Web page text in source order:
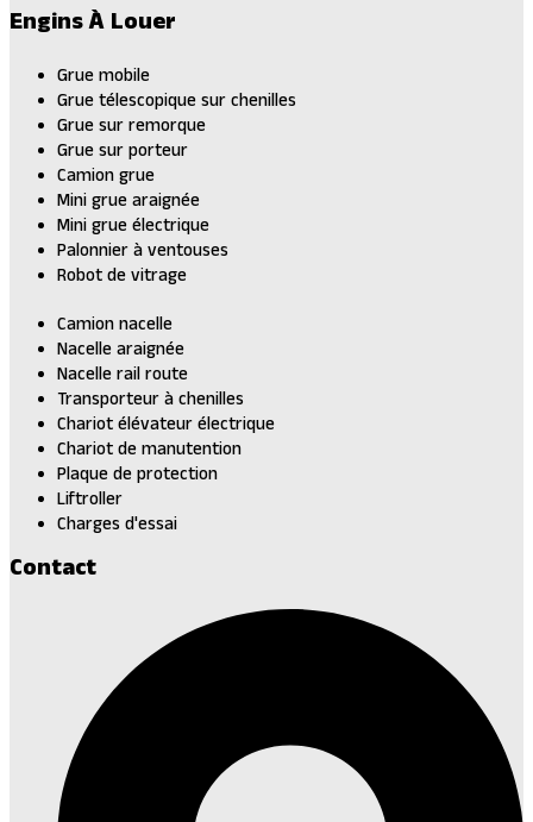
Engins À Louer
Grue mobile
Grue télescopique sur chenilles
Grue sur remorque
Grue sur porteur
Camion grue
Mini grue araignée
Mini grue électrique
Palonnier à ventouses
Robot de vitrage
Camion nacelle
Nacelle araignée
Nacelle rail route
Transporteur à chenilles
Chariot élévateur électrique
Chariot de manutention
Plaque de protection
Liftroller
Charges d'essai
Contact